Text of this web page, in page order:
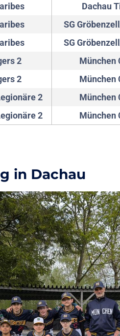
Dachau
SG
SG
2 München
2 München
2 München
2 München
in Dachau